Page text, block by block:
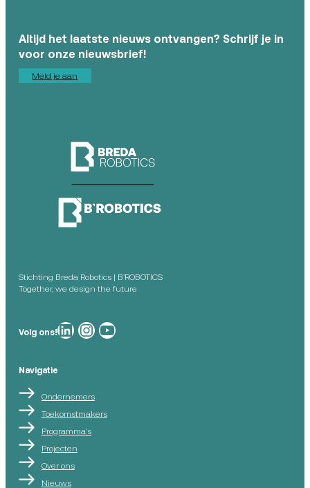
Altijd het laatste nieuws ontvangen? Schrijf je in
voor onze nieuwsbrief!
Meld je aan
Stichting Breda Robotics | B’ROBOTICS
Together, we design the future
Volg ons!Breda Robotics op Breda Robotics op Instagram
Breda Robotics op
Navigatie
Ondernemers
Toekomstmakers
Programma’s
Projecten
Over ons
Nieuws